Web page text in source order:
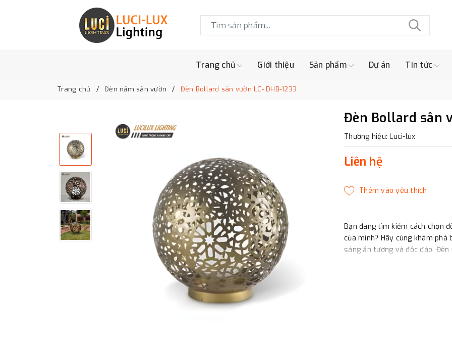
Trang chủ Giới thiệu Sản phẩm Dự án Tin tức
Trang chủ Đèn nấm sân vườn Đèn Bollard sân vườn LC- DHB-1233
Đèn Bollard sân
Thương hiệu: Luci-lux
Liên hệ
Bạn đang tìm kiếm cách chọn
của mình? Hãy cùng khám
sáng ấn tượng và độc đáo.
sáng, mà còn là một tác
đa dạng về thiết kế, từ đơn